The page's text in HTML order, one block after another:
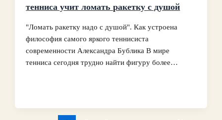
тенниса учит ломать ракетку с душой
"Ломать ракетку надо с душой". Как устроена
философия самого яркого теннисиста
современности Александра Бублика В мире
тенниса сегодня трудно найти фигуру более…